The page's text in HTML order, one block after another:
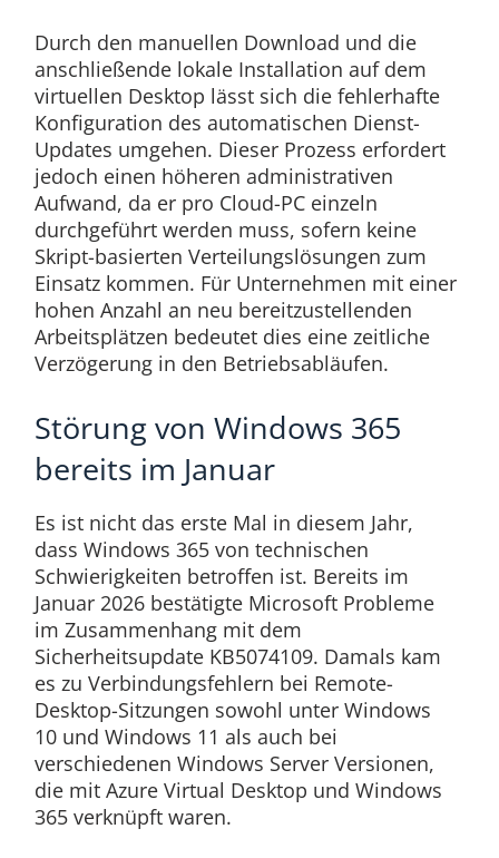
Durch den manuellen Download und die
anschließende lokale Installation auf dem
virtuellen Desktop lässt sich die fehlerhafte
Konfiguration des automatischen Dienst-
Updates umgehen. Dieser Prozess erfordert
jedoch einen höheren administrativen
Aufwand, da er pro Cloud-PC einzeln
durchgeführt werden muss, sofern keine
Skript-basierten Verteilungslösungen zum
Einsatz kommen. Für Unternehmen mit einer
hohen Anzahl an neu bereitzustellenden
Arbeitsplätzen bedeutet dies eine zeitliche
Verzögerung in den Betriebsabläufen.
Störung von Windows 365
bereits im Januar
Es ist nicht das erste Mal in diesem Jahr,
dass Windows 365 von technischen
Schwierigkeiten betroffen ist. Bereits im
Januar 2026 bestätigte Microsoft Probleme
im Zusammenhang mit dem
Sicherheitsupdate KB5074109. Damals kam
es zu Verbindungsfehlern bei Remote-
Desktop-Sitzungen sowohl unter Windows
10 und Windows 11 als auch bei
verschiedenen Windows Server Versionen,
die mit Azure Virtual Desktop und Windows
365 verknüpft waren.